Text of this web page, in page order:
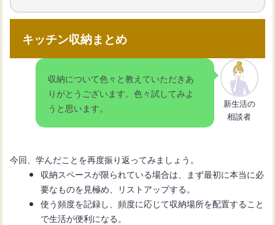
キッチン収納まとめ
収納について色々と教えていただきあ
りがとうございます。色々試してみよ
うと思います。
新生活の
相談者
今回、学んだことを再度振り返ってみましょう。
収納スペースが限られている場合は、まず最初に本当に必
要なものを見極め、リストアップする。
使う頻度を記録し、頻度に応じて収納場所を配置すること
で生活が便利になる。